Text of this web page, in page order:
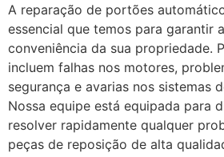
A reparação de portões
essencial que temos para garantir
conveniência da sua propriedade.
incluem falhas nos motores,
segurança e avarias nos sistemas
Nossa equipe está equipada para
resolver rapidamente qualquer
peças de reposição de alta